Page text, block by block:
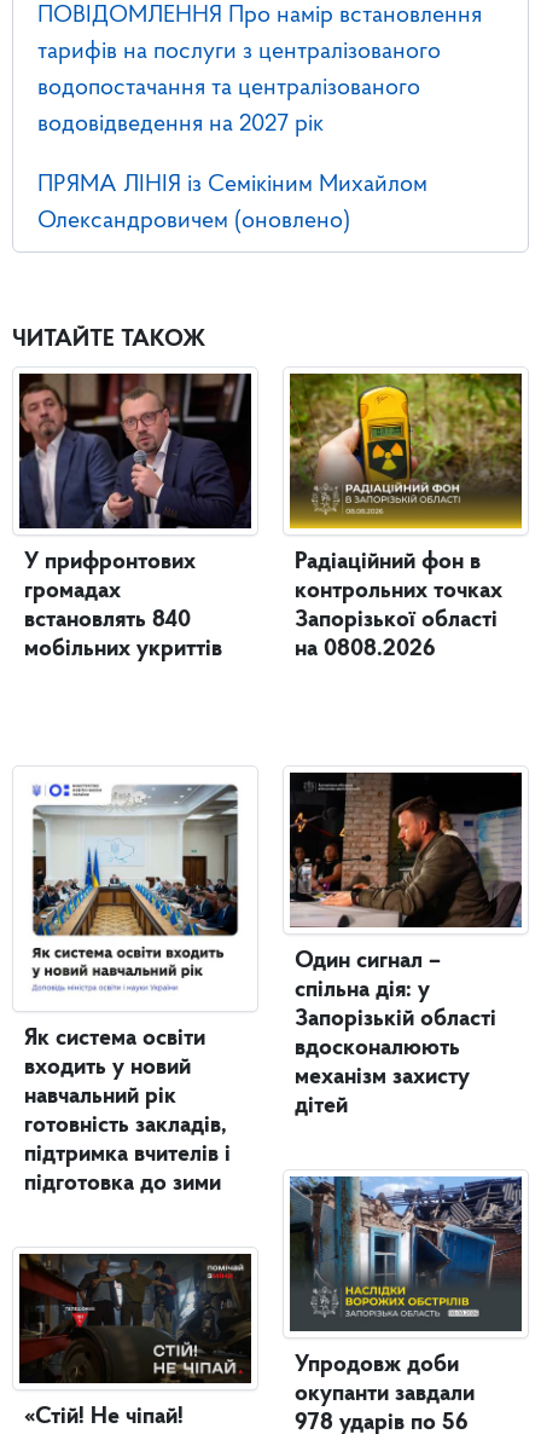
ПОВІДОМЛЕННЯ Про намір встановлення
тарифів на послуги з централізованого
водопостачання та централізованого
водовідведення на 2027 рік
ПРЯМА ЛІНІЯ із Семікіним Михайлом
Олександровичем (оновлено)
ЧИТАЙТЕ ТАКОЖ
У прифронтових
громадах
встановлять 840
мобільних укриттів
Як система освіти
входить у новий
навчальний рік
готовність закладів,
підтримка вчителів і
підготовка до зими
«Стій! Не чіпай!
Радіаційний фон в
контрольних точках
Запорізької області
на 0808.2026
Один сигнал –
спільна дія: у
Запорізькій області
вдосконалюють
механізм захисту
дітей
Упродовж доби
окупанти завдали
978 ударів по 56